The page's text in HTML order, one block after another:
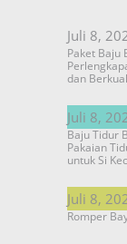
Juli 8,
Paket Baju
dan
Juli 8,
Baju Tidur
Pakaian
untuk Si
Juli 8,
Romper